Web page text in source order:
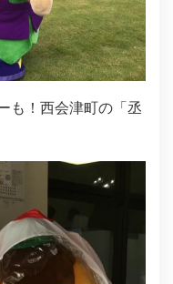
も！西会津町の「丞